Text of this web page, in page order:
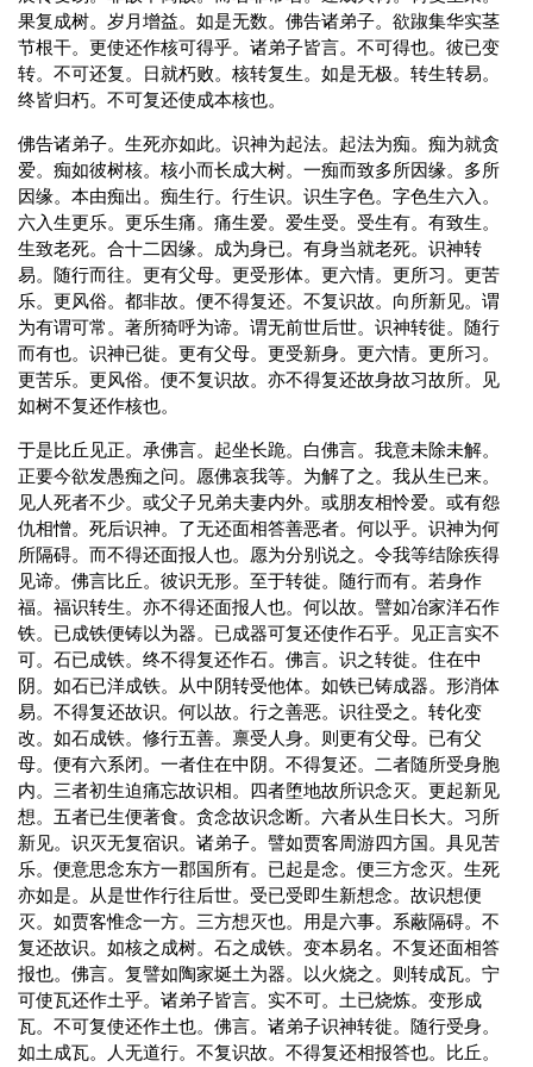
果复成树。岁月增益。如是无数。佛告诸弟子。欲踧集华实茎
节根干。更使还作核可得乎。诸弟子皆言。不可得也。彼已变
转。不可还复。日就朽败。核转复生。如是无极。转生转易。
终皆归朽。不可复还使成本核也。
佛告诸弟子。生死亦如此。识神为起法。起法为痴。痴为就贪
爱。痴如彼树核。核小而长成大树。一痴而致多所因缘。多所
因缘。本由痴出。痴生行。行生识。识生字色。字色生六入。
六入生更乐。更乐生痛。痛生爱。爱生受。受生有。有致生。
生致老死。合十二因缘。成为身已。有身当就老死。识神转
易。随行而往。更有父母。更受形体。更六情。更所习。更苦
乐。更风俗。都非故。便不得复还。不复识故。向所新见。谓
为有谓可常。著所猗呼为谛。谓无前世后世。识神转徙。随行
而有也。识神已徙。更有父母。更受新身。更六情。更所习。
更苦乐。更风俗。便不复识故。亦不得复还故身故习故所。见
如树不复还作核也。
于是比丘见正。承佛言。起坐长跪。白佛言。我意未除未解。
正要今欲发愚痴之问。愿佛哀我等。为解了之。我从生已来。
见人死者不少。或父子兄弟夫妻内外。或朋友相怜爱。或有怨
仇相憎。死后识神。了无还面相答善恶者。何以乎。识神为何
所隔碍。而不得还面报人也。愿为分别说之。令我等结除疾得
见谛。佛言比丘。彼识无形。至于转徙。随行而有。若身作
福。福识转生。亦不得还面报人也。何以故。譬如冶家洋石作
铁。已成铁便铸以为器。已成器可复还使作石乎。见正言实不
可。石已成铁。终不得复还作石。佛言。识之转徙。住在中
阴。如石已洋成铁。从中阴转受他体。如铁已铸成器。形消体
易。不得复还故识。何以故。行之善恶。识往受之。转化变
改。如石成铁。修行五善。禀受人身。则更有父母。已有父
母。便有六系闭。一者住在中阴。不得复还。二者随所受身胞
内。三者初生迫痛忘故识相。四者堕地故所识念灭。更起新见
想。五者已生便著食。贪念故识念断。六者从生日长大。习所
新见。识灭无复宿识。诸弟子。譬如贾客周游四方国。具见苦
乐。便意思念东方一郡国所有。已起是念。便三方念灭。生死
亦如是。从是世作行往后世。受已受即生新想念。故识想便
灭。如贾客惟念一方。三方想灭也。用是六事。系蔽隔碍。不
复还故识。如核之成树。石之成铁。变本易名。不复还面相答
报也。佛言。复譬如陶家埏土为器。以火烧之。则转成瓦。宁
可使瓦还作土乎。诸弟子皆言。实不可。土已烧炼。变形成
瓦。不可复使还作土也。佛言。诸弟子识神转徙。随行受身。
如土成瓦。人无道行。不复识故。不得复还相报答也。比丘。